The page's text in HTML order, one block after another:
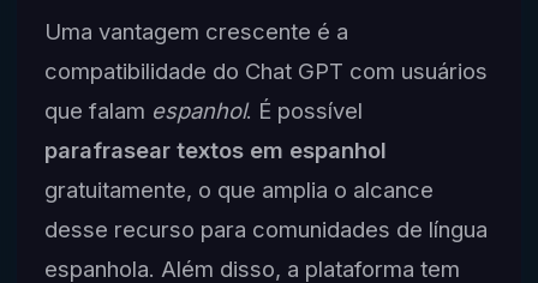
Uma vantagem crescente é a
compatibilidade do Chat GPT com usuários
que falam espanhol. É possível
parafrasear textos em espanhol
gratuitamente, o que amplia o alcance
desse recurso para comunidades de língua
espanhola. Além disso, a plataforma tem